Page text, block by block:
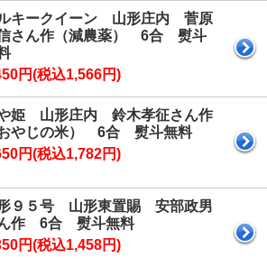
キークイーン 山形庄内 菅原
さん作（減農薬） 6合 熨斗
円(税込1,566円)
姫 山形庄内 鈴木孝征さん作
おやじの米） 6合 熨斗無料
円(税込1,782円)
９５号 山形東置賜 安部政男
作 6合 熨斗無料
円(税込1,458円)